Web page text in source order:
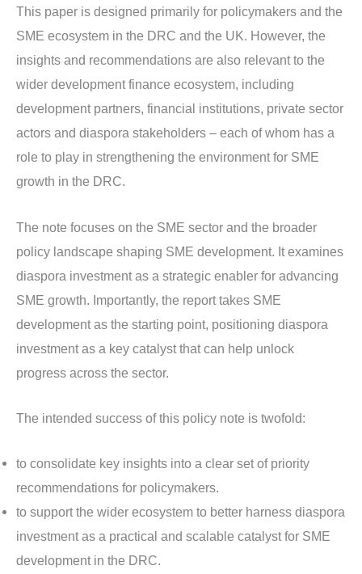
This paper is designed primarily for policymakers and the
SME ecosystem in the DRC and the UK. However, the
insights and recommendations are also relevant to the
wider development finance ecosystem, including
development partners, financial institutions, private sector
actors and diaspora stakeholders – each of whom has a
role to play in strengthening the environment for SME
growth in the DRC.
The note focuses on the SME sector and the broader
policy landscape shaping SME development. It examines
diaspora investment as a strategic enabler for advancing
SME growth. Importantly, the report takes SME
development as the starting point, positioning diaspora
investment as a key catalyst that can help unlock
progress across the sector.
The intended success of this policy note is twofold:
to consolidate key insights into a clear set of priority
recommendations for policymakers.
to support the wider ecosystem to better harness diaspora
investment as a practical and scalable catalyst for SME
development in the DRC.